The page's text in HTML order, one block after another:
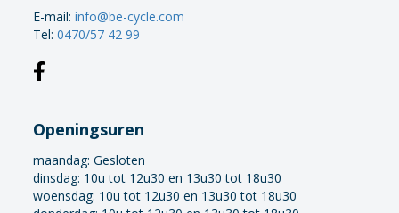
E-mail:info@be-cycle.com
Tel:0470/57 42 99
Openingsuren
maandag:Gesloten
dinsdag: 10u tot 12u30 en 13u30 tot 18u30
woensdag: 10u tot 12u30 en 13u30 tot 18u30